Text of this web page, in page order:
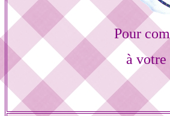
Pour
à votre